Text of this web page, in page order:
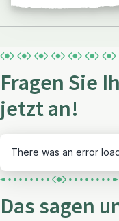
Fragen Sie
jetzt an!
There was an error
Das sagen